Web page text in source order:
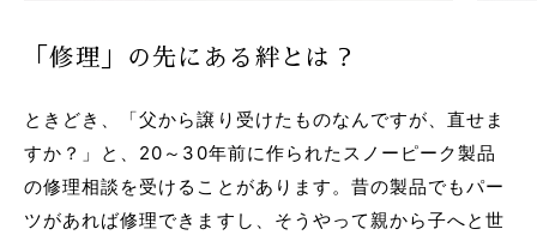
「修理」の先にある絆とは？
ときどき、「父から譲り受けたものなんですが、直せま
すか？」と、20～30年前に作られたスノーピーク製品
の修理相談を受けることがあります。昔の製品でもパー
ツがあれば修理できますし、そうやって親から子へと世